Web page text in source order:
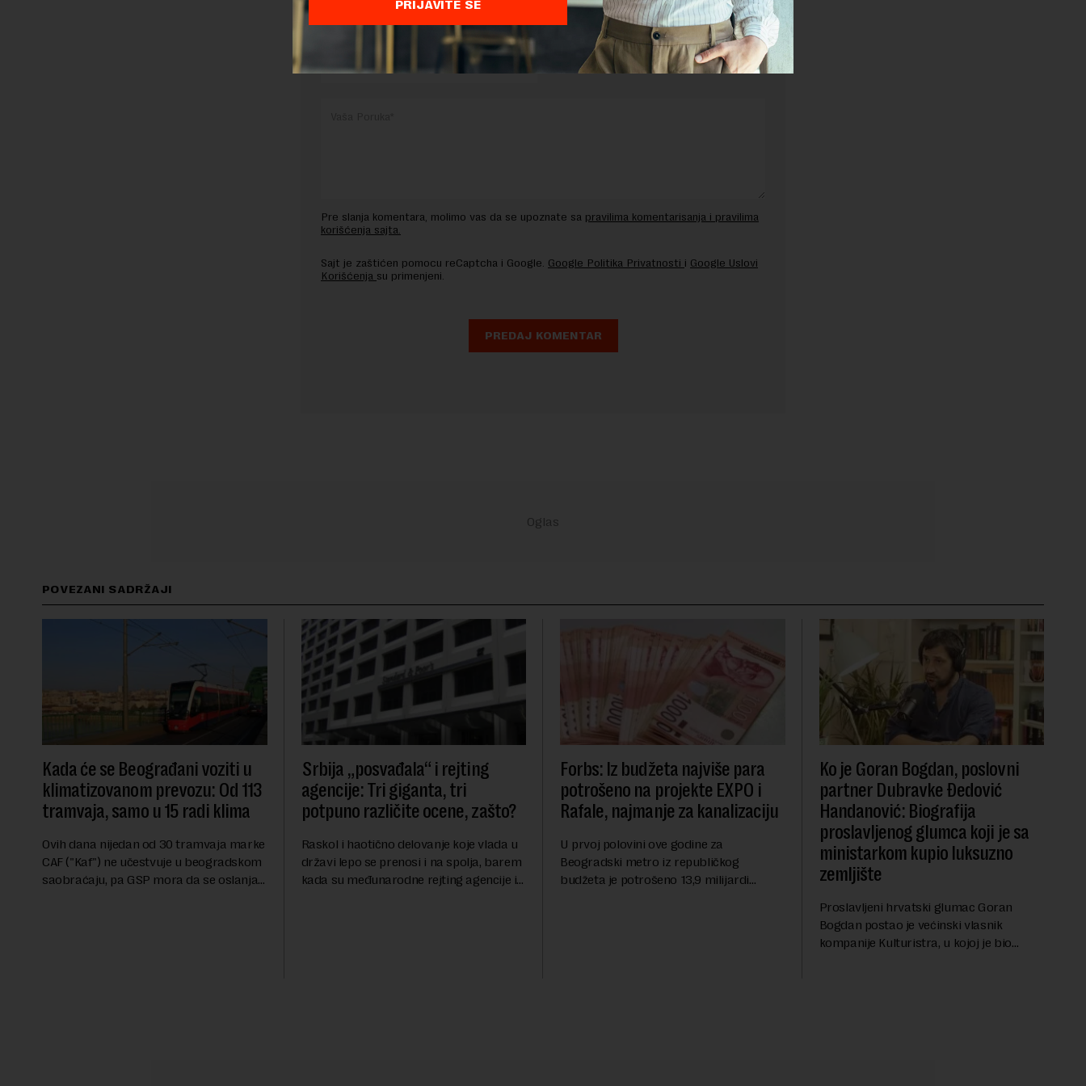
OSTAVITE ODGOVOR
Pre slanja komentara, molimo vas da se upoznate sa pravilima komentarisanja i pravilima
korišćenja sajta.
Sajt je zaštićen pomocu reCaptcha i Google. Google Politika Privatnosti i Google Uslovi
Korišćenja su primenjeni.
POVEZANI SADRŽAJI
Kada će se Beograđani voziti u
klimatizovanom prevozu: Od 113
tramvaja, samo u 15 radi klima
Ovih dana nijedan od 30 tramvaja marke
CAF ("Kaf") ne učestvuje u beogradskom
saobraćaju, pa GSP mora da se oslanja
Srbija „posvađala“ i rejting
agencije: Tri giganta, tri
potpuno različite ocene, zašto?
Raskol i haotično delovanje koje vlada u
državi lepo se prenosi i na spolja, barem
kada su međunarodne rejting agencije i
Forbs: Iz budžeta najviše para
potrošeno na projekte EXPO i
Rafale, najmanje za kanalizaciju
U prvoj polovini ove godine za
Beogradski metro iz republičkog
budžeta je potrošeno 13,9 milijardi
Ko je Goran Bogdan, poslovni
partner Dubravke Đedović
Handanović: Biografija
proslavljenog glumca koji je sa
ministarkom kupio luksuzno
zemljište
Proslavljeni hrvatski glumac Goran
Bogdan postao je većinski vlasnik
kompanije Kulturistra, u kojoj je bio
PRIJAVITE SE